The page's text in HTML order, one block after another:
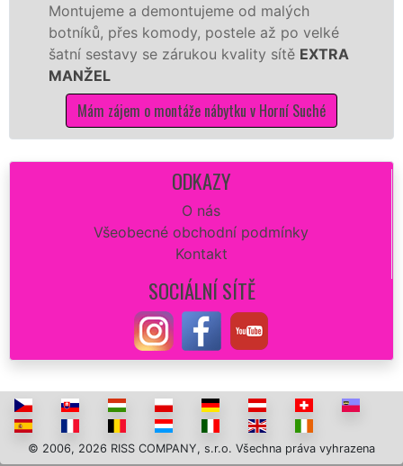
a demontujeme od malých
přes komody, postele až po velké
sestavy se zárukou kvality sítěEXTRA
Mám zájem o montáže nábytku v Horní Suché
ODKAZY
O nás
Všeobecné obchodní podmínky
Kontakt
SOCIÁLNÍ SÍTĚ
© 2006, 2026 RISS COMPANY, s.r.o. Všechna práva vyhrazena